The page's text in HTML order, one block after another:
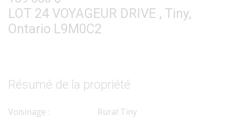
LOT 24 VOYAGEUR DRIVE , Tiny,
Ontario L9M0C2
Résumé de la propriété
Voisinage :
Rural Tiny
courtier/agent immobilier qui est
membre de l'Association
présentées sur ce site Web est
d'auteur et autres lois, et est